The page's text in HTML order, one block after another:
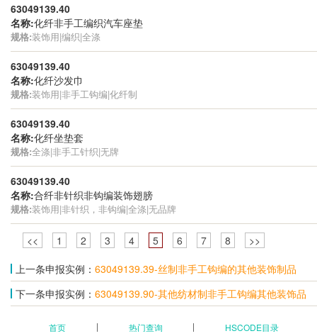
63049139.40
名称:化纤非手工编织汽车座垫
规格:装饰用|编织|全涤
63049139.40
名称:化纤沙发巾
规格:装饰用|非手工钩编|化纤制
63049139.40
名称:化纤坐垫套
规格:全涤|非手工针织|无牌
63049139.40
名称:合纤非针织非钩编装饰翅膀
规格:装饰用|非针织，非钩编|全涤|无品牌
<< 1 2 3 4 5 6 7 8
>>
上一条申报实例： 63049139.39-丝制非手工钩编的其他装饰制品
下一条申报实例： 63049139.90-其他纺材制非手工钩编其他装饰品
首页 热门查询 HSCODE目录